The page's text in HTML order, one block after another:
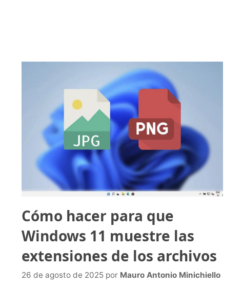
Cómo hacer para que
Windows 11 muestre las
extensiones de los archivos
26 de agosto de 2025 por Mauro Antonio Minichiello